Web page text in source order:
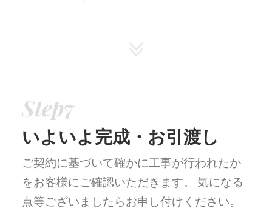
Step7
いよいよ完成・お引渡し
ご契約に基づいて確かに工事が行われたか
をお客様にご確認いただきます。
気になる
点等ございましたらお申し付けください。